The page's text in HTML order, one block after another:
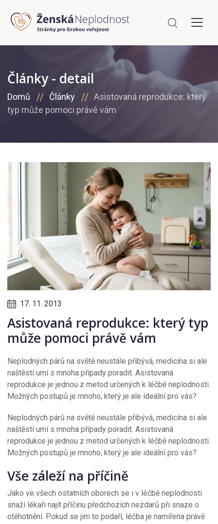
Články - detail
Domů Články
Asistovaná reprodukce: který
typ může pomoci právě vám
17. 11. 2013
Asistovaná reprodukce: který typ
může pomoci právě vám
Neplodných párů na světě neustále přibývá, medicína si ale
naštěstí umí s mnoha případy poradit. Asistovaná
reprodukce je jednou z metod určených k léčbě neplodnosti.
Možných postupů je mnoho, který je ale ideální pro vás?
Neplodných párů na světě neustále přibývá, medicína si ale
naštěstí umí s mnoha případy poradit. Asistovaná
reprodukce je jednou z metod určených k léčbě neplodnosti.
Možných postupů je mnoho, který je ale ideální pro vás?
Vše záleží na příčině
Jako ve všech ostatních oborech se i v léčbě neplodnosti
snaží lékaři najít příčinu předchozích nezdarů při snaze o
otěhotnění. Pokud se jim to podaří, léčba je namířena právě